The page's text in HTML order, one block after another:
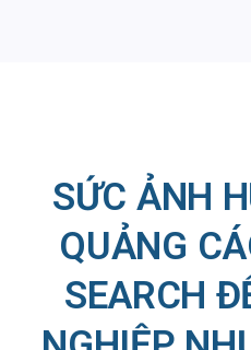
SỨC ẢNH
QUẢNG
SEARCH